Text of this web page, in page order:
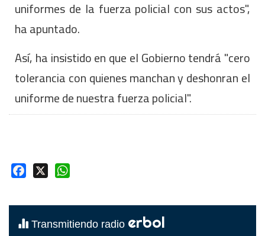
uniformes de la fuerza policial con sus actos",
ha apuntado.
Así, ha insistido en que el Gobierno tendrá "cero
tolerancia con quienes manchan y deshonran el
uniforme de nuestra fuerza policial".
Facebook
Transmitiendo radio erbol